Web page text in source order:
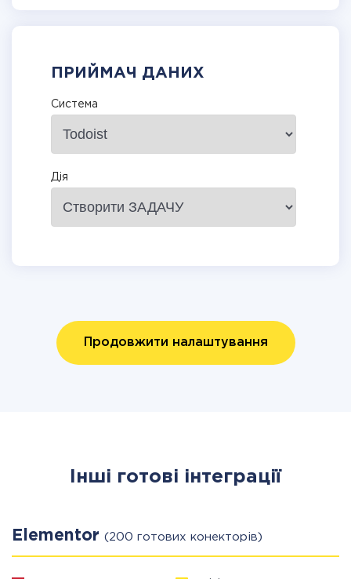
ПРИЙМАЧ ДАНИХ
Система
Дія
Продовжити налаштування
Інші готові інтеграції
Elementor (200 готових конекторів)